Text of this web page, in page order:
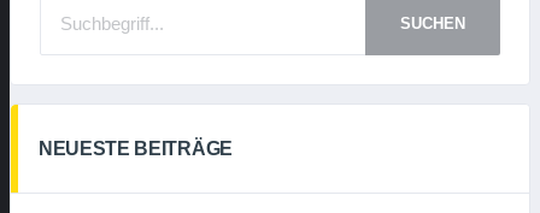
SUCHEN
NEUESTE BEITRÄGE